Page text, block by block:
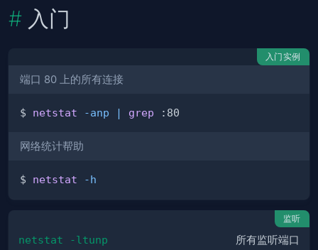
入门
入门实例
端口 80 上的所有连接
$ netstat -anp | grep
网络统计帮助
$ netstat -h
监听
netstat -ltunp 所有监听端口